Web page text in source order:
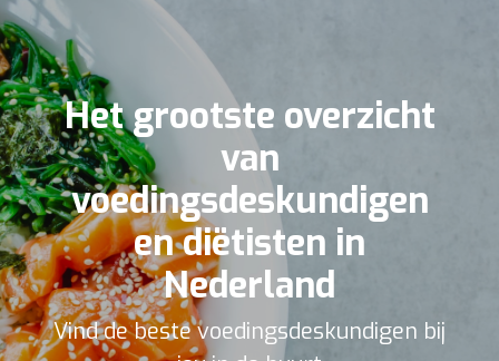
Het grootste overzicht
van
voedingsdeskundigen
en diëtisten in
Nederland
Vind de beste voedingsdeskundigen bij